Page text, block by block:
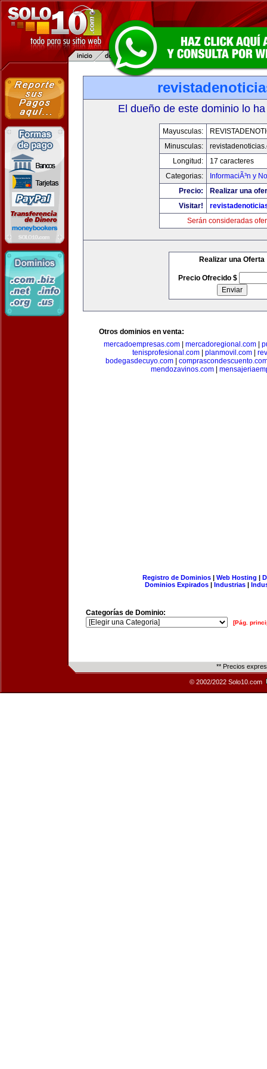
El dueño de este dominio lo
Mayusculas:
Minusculas:
Longitud:
17 caracteres
Categorias:
InformaciÃ³n y
Precio:
Realizar una
Visitar!
Serán consideradas
Realizar una Oferta
Precio Ofrecido $
Otros dominios en venta:
mercadoempresas.com| mercadoregional.com|
tenisprofesional.com
planmovil.com
bodegasdecuyo.com
mendozavinos.com|
Registro de Dominios| Web Hosting |
Dominios Expirados | Industrias |
Categorías de Dominio:
[Pág.
** Precios
© 2002/2022 Solo10.com